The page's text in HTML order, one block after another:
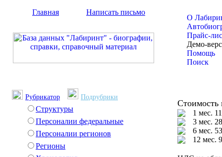
Главная Написать письмо
О
Прайс-
Демо-
Помощь
Поиск
Рубрикатор Подрубрики
Структуры
Персоналии федеральные
Персоналии регионов
Регионы
1 мес.
3 мес.
6 мес.
12 мес.